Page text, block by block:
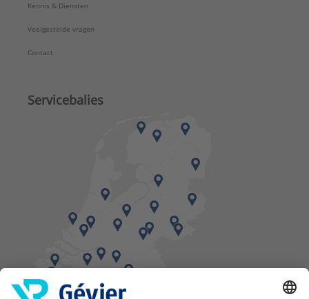
Kennis & Diensten
Veelgestelde vragen
Contact
Servicebalies
Vind een balie in de buurt